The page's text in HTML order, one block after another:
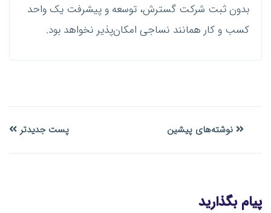
بدون ثبت شرکت گسترش، توسعه و پیشرفت یک واحد
کسب و کار همانند نساجی امکان‌پذیر نخواهد بود.
نوشته‌های پیشین پست جدیدتر
پیام بگذارید